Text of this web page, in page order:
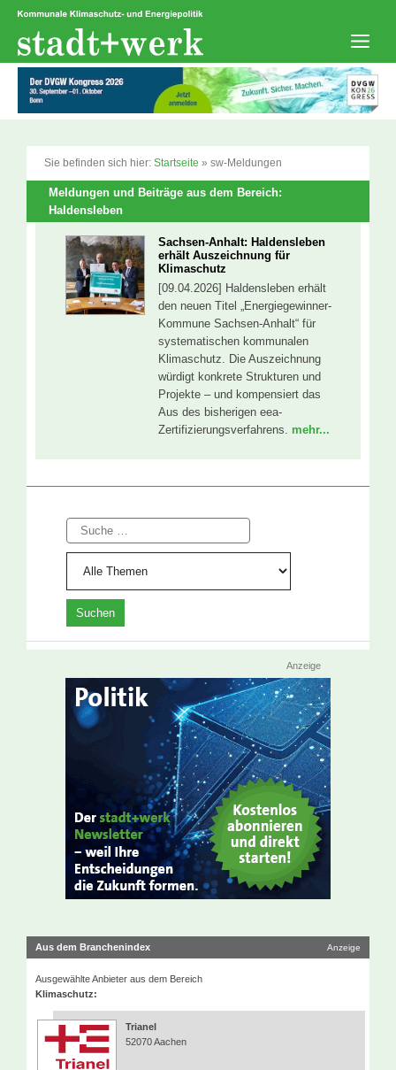
Zum
springen
Sie befinden sich hier: Startseite » sw-Meldungen
Meldungen und Beiträge aus dem Bereich:
Haldensleben
Sachsen-Anhalt: Haldensleben
erhält Auszeichnung für
Klimaschutz
[09.04.2026] Haldensleben erhält
den neuen Titel „Energiegewinner-
Kommune Sachsen-Anhalt“ für
systematischen kommunalen
Klimaschutz. Die Auszeichnung
würdigt konkrete Strukturen und
Projekte – und kompensiert das
Aus des bisherigen eea-
Zertifizierungsverfahrens. mehr...
Suche
Anzeige
Aus dem Branchenindex Anzeige
Ausgewählte Anbieter aus dem Bereich
Klimaschutz:
Trianel
52070 Aachen